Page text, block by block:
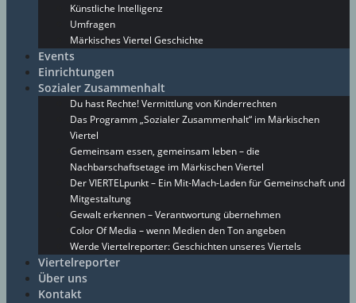
Künstliche Intelligenz
Umfragen
Märkisches Viertel Geschichte
Events
Einrichtungen
Sozialer Zusammenhalt
Du hast Rechte! Vermittlung von Kinderrechten
Das Programm „Sozialer Zusammenhalt“ im Märkischen
Viertel
Gemeinsam essen, gemeinsam leben – die
Nachbarschaftsetage im Märkischen Viertel
Der VIERTELpunkt – Ein Mit-Mach-Laden für Gemeinschaft und
Mitgestaltung
Gewalt erkennen – Verantwortung übernehmen
Color Of Media – wenn Medien den Ton angeben
Werde Viertelreporter: Geschichten unseres Viertels
Viertelreporter
Über uns
Kontakt